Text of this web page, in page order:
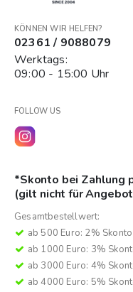
KÖNNEN WIR HELFEN?
02361 / 9088079
Werktags:
09:00 - 15:00 Uhr
FOLLOW US
*Skonto bei Zahlung
(gilt nicht für
Gesamtbestellwert:
ab 500 Euro: 2% Skonto
ab 1000 Euro: 3%
ab 3000 Euro: 4%
ab 4000 Euro: 5%